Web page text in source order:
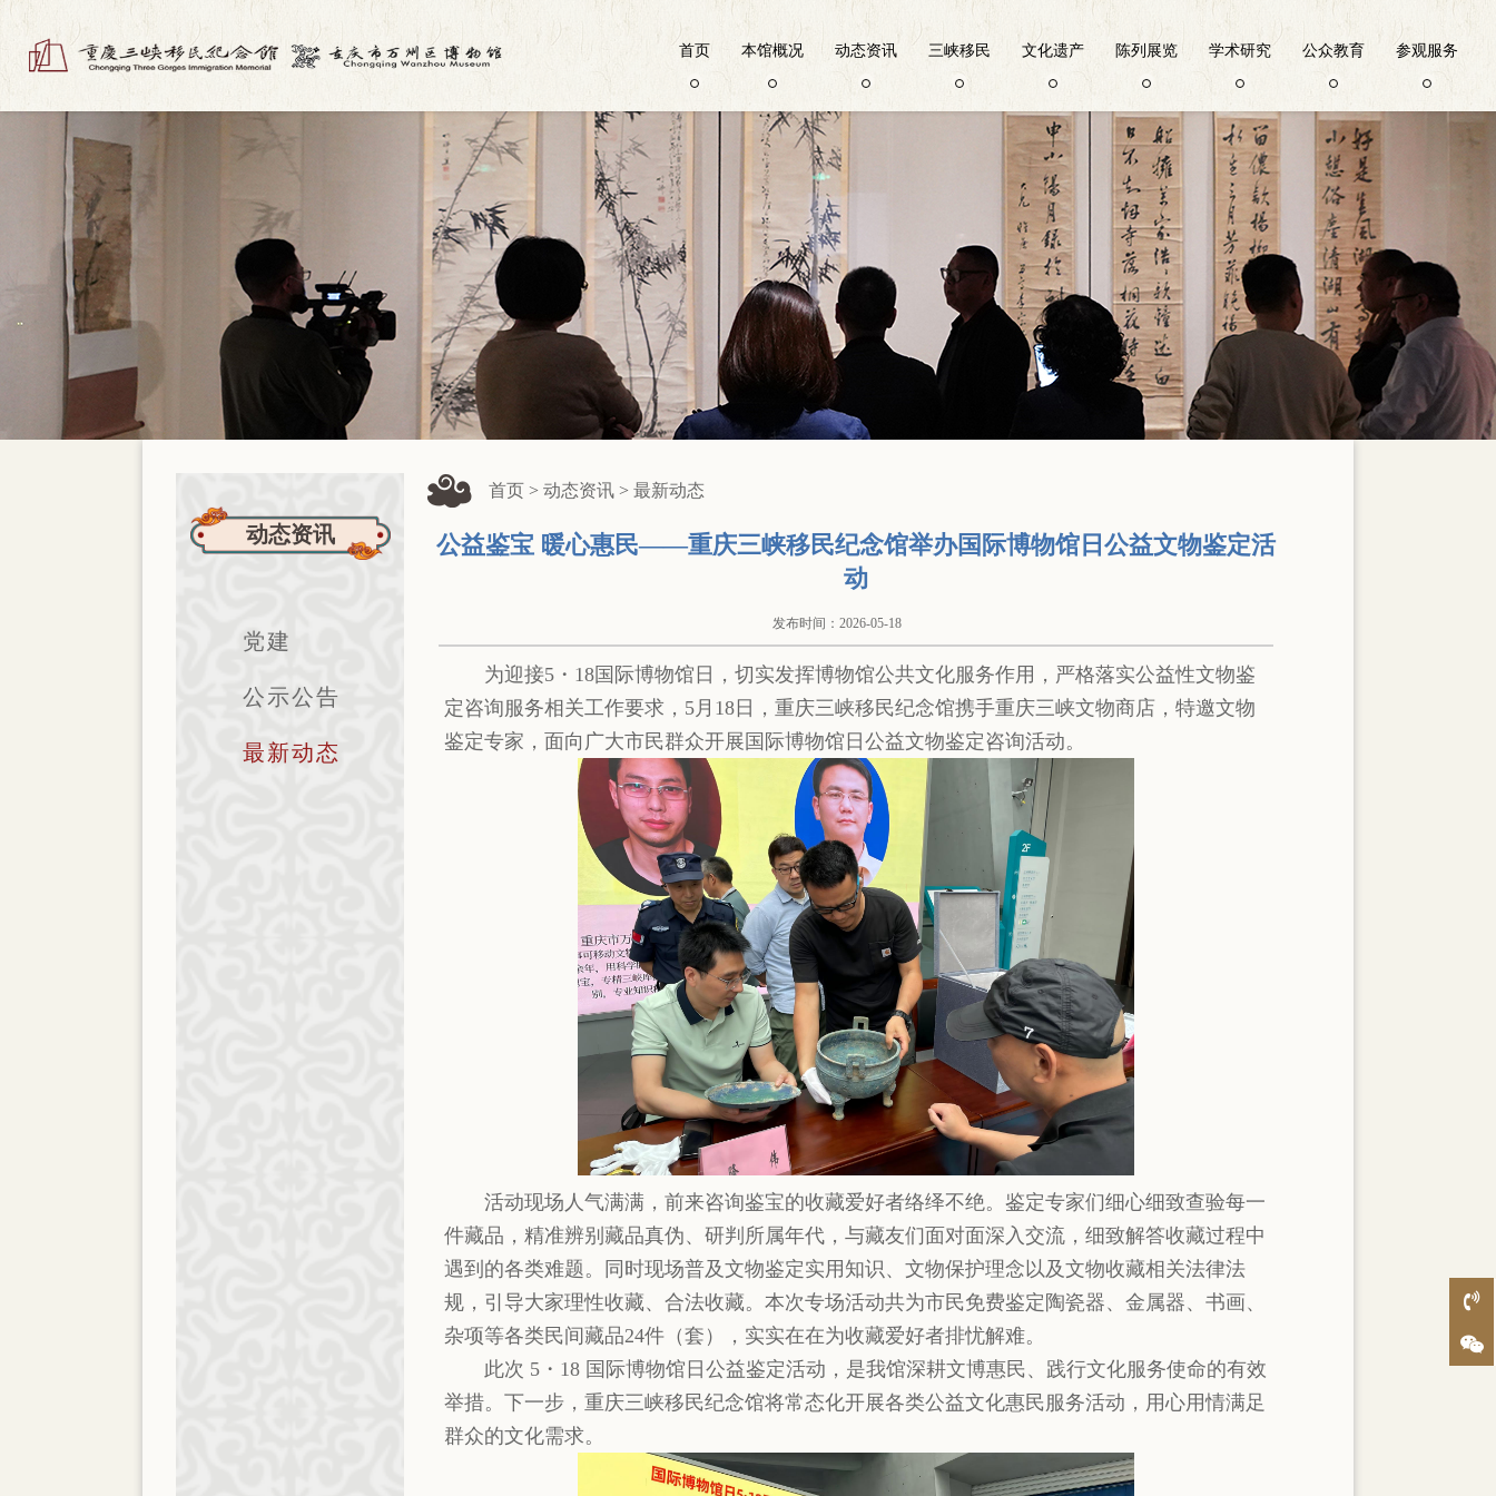
首页 本馆概况 动态资讯 三峡移民 文化遗产 陈列展览 学术研究 公众教育 参观服务
动态资讯
党建
公示公告
最新动态
首页 > 动态资讯 > 最新动态
公益鉴宝 暖心惠民——重庆三峡移民纪念馆举办国际博物馆日公益文物鉴定活
动
发布时间：2026-05-18
为迎接5・18国际博物馆日，切实发挥博物馆公共文化服务作用，严格落实公益性文物鉴
定咨询服务相关工作要求，5月18日，重庆三峡移民纪念馆携手重庆三峡文物商店，特邀文物
鉴定专家，面向广大市民群众开展国际博物馆日公益文物鉴定咨询活动。
活动现场人气满满，前来咨询鉴宝的收藏爱好者络绎不绝。鉴定专家们细心细致查验每一
件藏品，精准辨别藏品真伪、研判所属年代，与藏友们面对面深入交流，细致解答收藏过程中
遇到的各类难题。同时现场普及文物鉴定实用知识、文物保护理念以及文物收藏相关法律法
规，引导大家理性收藏、合法收藏。本次专场活动共为市民免费鉴定陶瓷器、金属器、书画、
杂项等各类民间藏品24件（套），实实在在为收藏爱好者排忧解难。
此次 5・18 国际博物馆日公益鉴定活动，是我馆深耕文博惠民、践行文化服务使命的有效
举措。下一步，重庆三峡移民纪念馆将常态化开展各类公益文化惠民服务活动，用心用情满足
群众的文化需求。